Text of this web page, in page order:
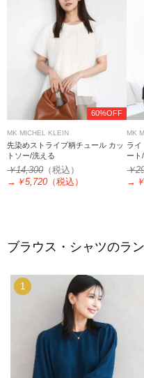
60%OFF
MK MICHEL KLEIN
先染めストライプ柄チュール カッ
トソー/洗える
￥14,300 （税込）
→ ￥5,720 （税込）
MK
ライ
ート
￥
→
ブラウス・シャツのラ
1